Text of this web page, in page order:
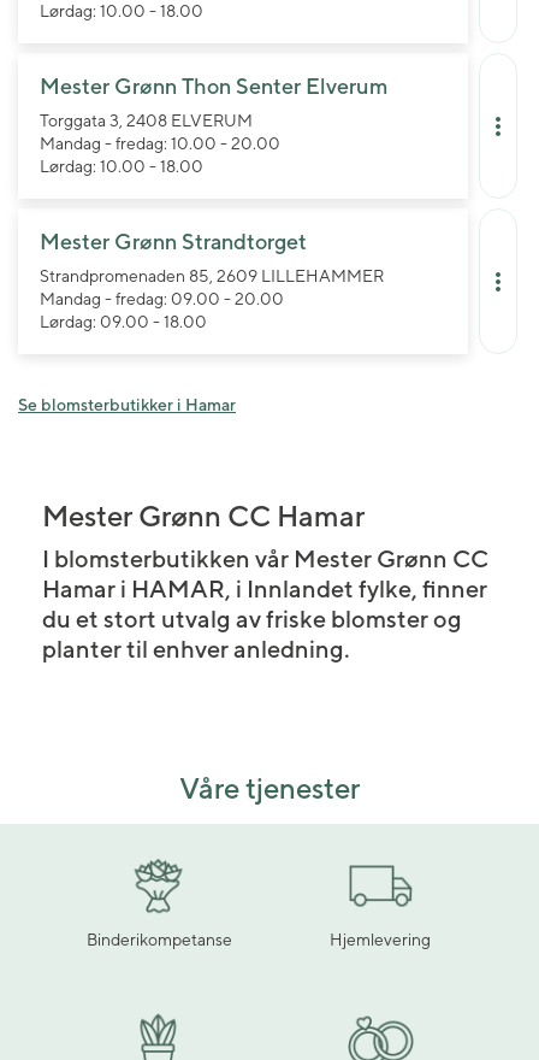
Lørdag: 10.00 - 18.00
Mester Grønn Thon Senter Elverum
Torggata 3, 2408 ELVERUM
Mandag - fredag: 10.00 - 20.00
Lørdag: 10.00 - 18.00
Mester Grønn Strandtorget
Strandpromenaden 85, 2609 LILLEHAMMER
Mandag - fredag: 09.00 - 20.00
Lørdag: 09.00 - 18.00
Se blomsterbutikker i Hamar
Mester Grønn CC Hamar
I blomsterbutikken vår Mester Grønn CC
Hamar i HAMAR, i Innlandet fylke, finner
du et stort utvalg av friske blomster og
planter til enhver anledning.
Våre tjenester
Binderikompetanse Hjemlevering